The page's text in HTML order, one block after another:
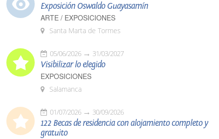
Exposición Oswaldo Guayasamín
ARTE / EXPOSICIONES
Santa Marta de Tormes
05/06/2026 31/03/2027
Visibilizar lo elegido
EXPOSICIONES
Salamanca
01/07/2026 30/09/2026
122 Becas de residencia con alojamiento completo y
gratuito